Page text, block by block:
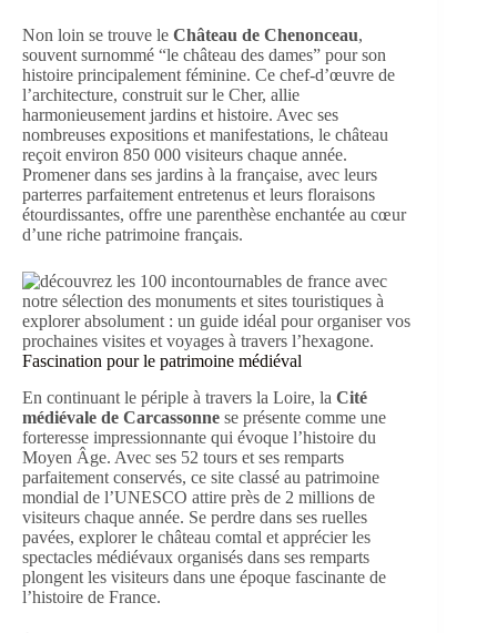
Non loin se trouve le Château de Chenonceau,
souvent surnommé “le château des dames” pour son
histoire principalement féminine. Ce chef-d’œuvre de
l’architecture, construit sur le Cher, allie
harmonieusement jardins et histoire. Avec ses
nombreuses expositions et manifestations, le château
reçoit environ 850 000 visiteurs chaque année.
Promener dans ses jardins à la française, avec leurs
parterres parfaitement entretenus et leurs floraisons
étourdissantes, offre une parenthèse enchantée au cœur
d’une riche patrimoine français.
Fascination pour le patrimoine médiéval
En continuant le périple à travers la Loire, la Cité
médiévale de Carcassonne se présente comme une
forteresse impressionnante qui évoque l’histoire du
Moyen Âge. Avec ses 52 tours et ses remparts
parfaitement conservés, ce site classé au patrimoine
mondial de l’UNESCO attire près de 2 millions de
visiteurs chaque année. Se perdre dans ses ruelles
pavées, explorer le château comtal et apprécier les
spectacles médiévaux organisés dans ses remparts
plongent les visiteurs dans une époque fascinante de
l’histoire de France.